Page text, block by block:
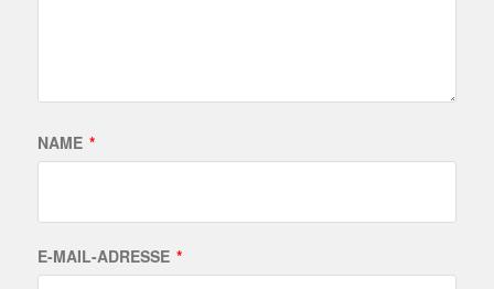
NAME *
E-MAIL-ADRESSE *